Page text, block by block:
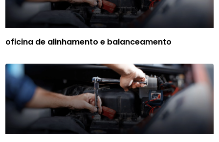
oficina de alinhamento e balanceamento